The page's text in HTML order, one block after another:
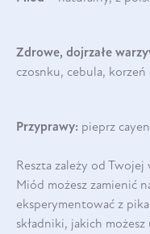
Zdrowe, dojrzałe
czosnku, cebula,
Przyprawy: pieprz
Reszta zależy od
Miód możesz zamienić
eksperymentować z
składniki, jakich